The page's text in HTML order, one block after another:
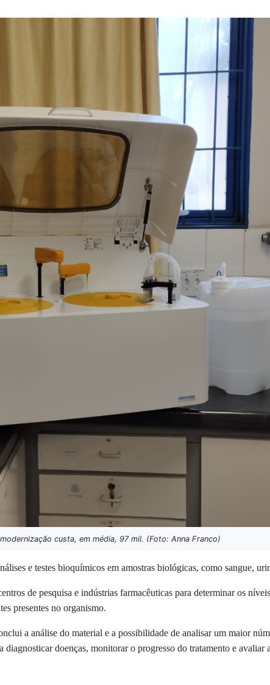
custa, em média, 97 mil. (Foto: Anna Franco)
e testes bioquímicos em amostras biológicas, como sangue,
de pesquisa e indústrias farmacêuticas para determinar os
presentes no organismo.
a análise do material e a possibilidade de analisar um maior
doenças, monitorar o progresso do tratamento e avaliar